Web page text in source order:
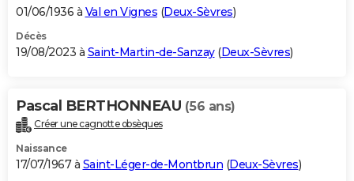
01/06/1936 à Val en Vignes (Deux-Sèvres)
Décès
19/08/2023 à Saint-Martin-de-Sanzay(Deux-Sèvres)
Pascal BERTHONNEAU (56 ans)
Créer une cagnotte obsèques
Naissance
17/07/1967 à Saint-Léger-de-Montbrun (Deux-Sèvres)